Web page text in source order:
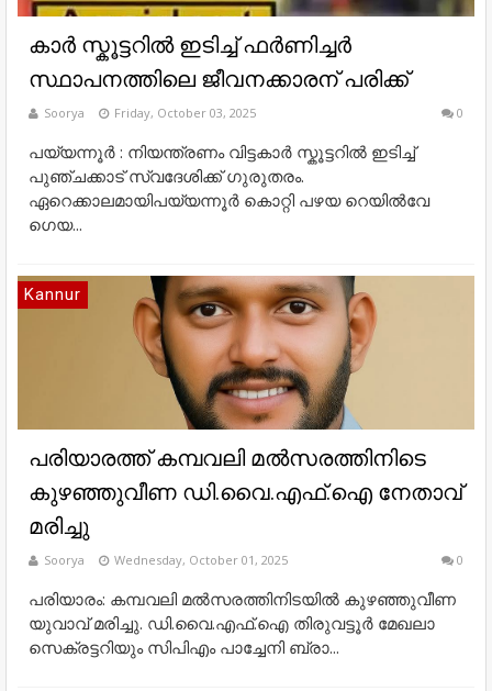
കാർ സ്കൂട്ടറിൽ ഇടിച്ച് ഫർണിച്ചർ
സ്ഥാപനത്തിലെ ജീവനക്കാരന് പരിക്ക്
Soorya Friday, October 03, 2025 0
പയ്യന്നൂർ : നിയന്ത്രണം വിട്ടകാർ സ്കൂട്ടറിൽ ഇടിച്ച്
പുഞ്ചക്കാട് സ്വദേശിക്ക് ഗുരുതരം.
ഏറെക്കാലമായിപയ്യന്നൂർ കൊറ്റി പഴയ റെയിൽവേ
ഗെയ...
Kannur
പരിയാരത്ത് കമ്പവലി മല്‍സരത്തിനിടെ
കുഴഞ്ഞുവീണ ഡി.വൈ.എഫ്.ഐ നേതാവ്
മരിച്ചു
Soorya Wednesday, October 01, 2025 0
പരിയാരം: കമ്പവലി മല്‍സരത്തിനിടയില്‍ കുഴഞ്ഞുവീണ
യുവാവ് മരിച്ചു. ഡി.വൈ.എഫ്.ഐ തിരുവട്ടൂര്‍ മേഖലാ
സെക്രട്ടറിയും സിപിഎം പാച്ചേനി ബ്രാ...